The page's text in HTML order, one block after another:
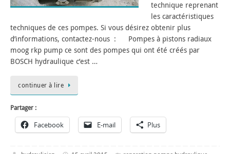
technique reprenant
les caractéristiques
techniques de ces pompes. Si vous désirez obtenir plus
d’informations, contactez-nous : Pompes à pistons radiaux
moog rkp pump ce sont des pompes qui ont été créés par
BOSCH hydraulique c’est …
continuer à lire
Partager :
Facebook E-mail Plus